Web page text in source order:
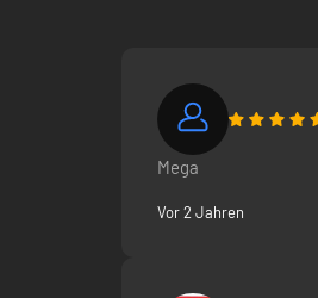
Mega
Vor 2 Jahren